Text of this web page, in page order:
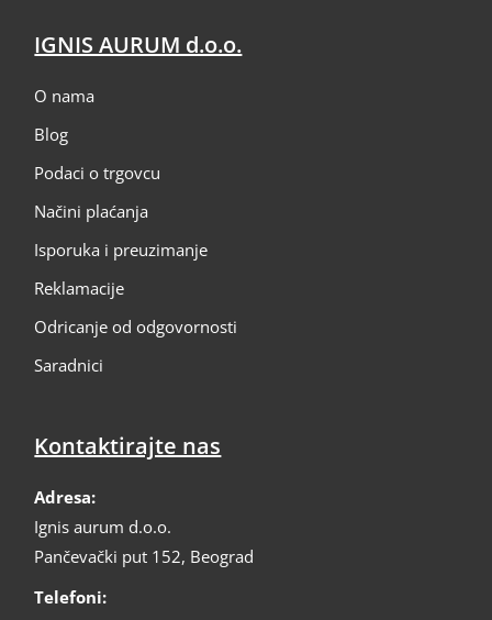
IGNIS AURUM d.o.o.
O nama
Blog
Podaci o trgovcu
Načini plaćanja
Isporuka i preuzimanje
Reklamacije
Odricanje od odgovornosti
Saradnici
Kontaktirajte nas
Adresa:
Ignis aurum d.o.o.
Pančevački put 152, Beograd
Telefoni: